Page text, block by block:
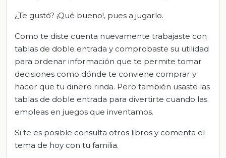
¿Te gustó? ¡Qué bueno!, pues a jugarlo.
Como te diste cuenta nuevamente trabajaste con
tablas de doble entrada y comprobaste su utilidad
para ordenar información que te permite tomar
decisiones como dónde te conviene comprar y
hacer que tu dinero rinda. Pero también usaste las
tablas de doble entrada para divertirte cuando las
empleas en juegos que inventamos.
Si te es posible consulta otros libros y comenta el
tema de hoy con tu familia.